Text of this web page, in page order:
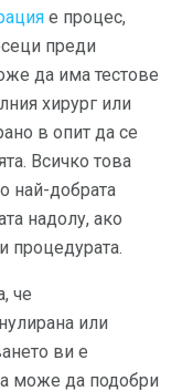
е процес,
преди
да има тестове
хирург или
в опит да се
Всичко това
най-добрата
надолу, ако
процедурата.
че
или
ви е
може да подобри